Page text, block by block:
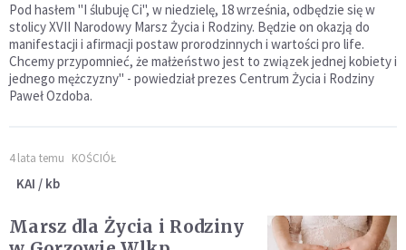
Pod hasłem "I ślubuję Ci", w niedzielę, 18 września, odbędzie się w
stolicy XVII Narodowy Marsz Życia i Rodziny. Będzie on okazją do
manifestacji i afirmacji postaw prorodzinnych i wartości pro life.
Chcemy przypomnieć, że małżeństwo jest to związek jednej kobiety i
jednego mężczyzny" - powiedział prezes Centrum Życia i Rodziny
Paweł Ozdoba.
4 lata temu KOŚCIÓŁ
KAI / kb
Marsz dla Życia i Rodziny